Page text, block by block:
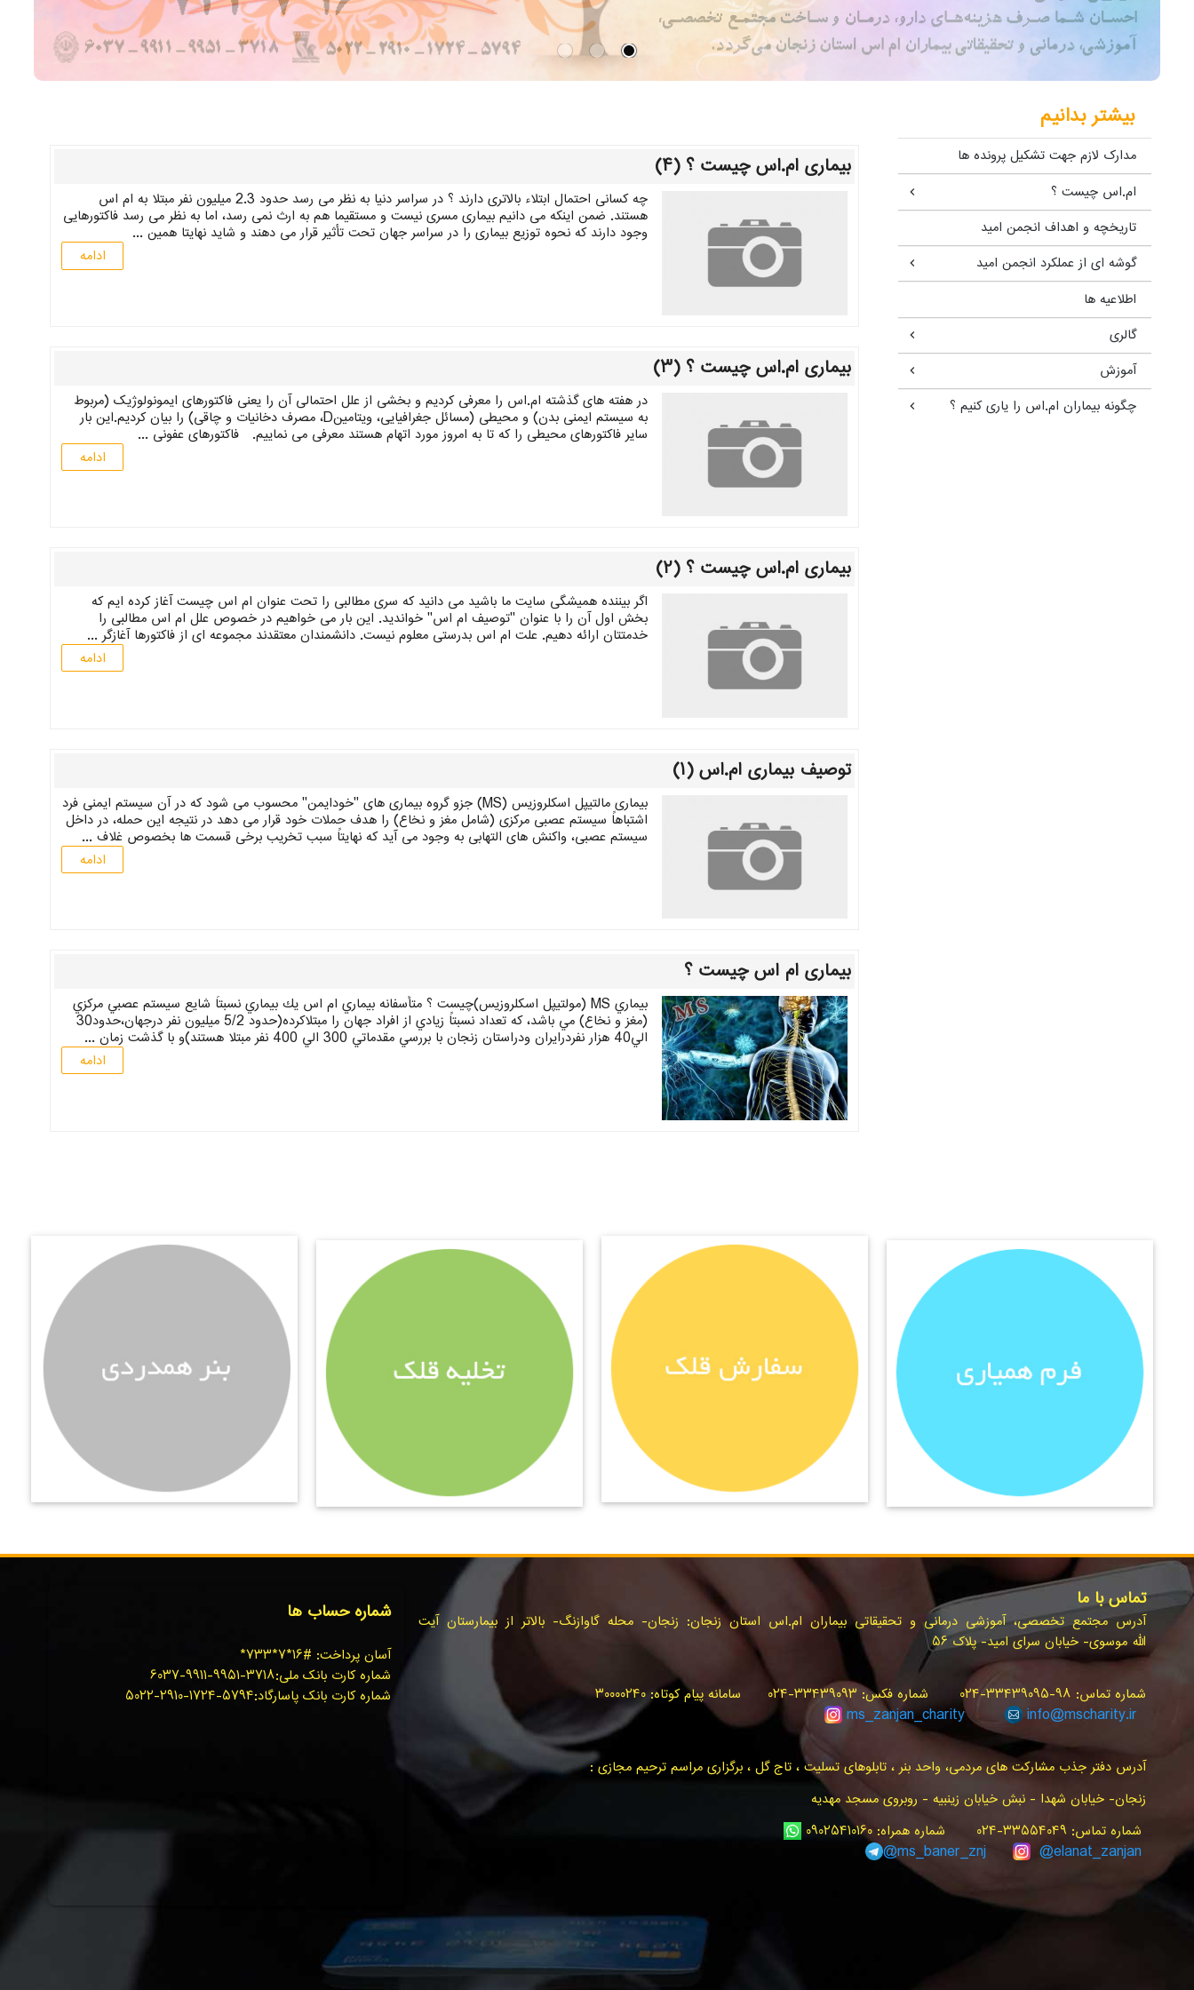
بیشتر بدانیم
مدارک لازم جهت تشکیل پرونده ها
ام.اس چیست ؟
تاریخچه و اهداف انجمن امید
گوشه ای از عملکرد انجمن امید
اطلاعیه ها
گالری
آموزش
چگونه بیماران ام.اس را یاری کنیم ؟
بیماری ام.اس چیست ؟ (۴)
چه کسانی احتمال ابتلاء بالاتری دارند ؟ در سراسر دنیا به نظر می رسد حدود 2.3 میلیون نفر مبتلا به ام اس
هستند. ضمن اینکه می دانیم بیماری مسری نیست و مستقیما هم به ارث نمی رسد، اما به نظر می رسد فاکتورهایی
وجود دارند که نحوه توزیع بیماری را در سراسر جهان تحت تأثیر قرار می دهند و شاید نهایتا همین ...
ادامه
بیماری ام.اس چیست ؟ (۳)
در هفته های گذشته ام.اس را معرفی کردیم و بخشی از علل احتمالی آن را یعنی فاکتورهای ایمونولوژیک (مربوط
به سیستم ایمنی بدن) و محیطی (مسائل جغرافیایی، ویتامینD، مصرف دخانیات و چاقی) را بیان کردیم.این بار
سایر فاکتورهای محیطی را که تا به امروز مورد اتهام هستند معرفی می نماییم. فاکتورهای عفونی ...
ادامه
بیماری ام.اس چیست ؟ (۲)
اگر بیننده همیشگی سایت ما باشید می دانید که سری مطالبی را تحت عنوان ام اس چیست آغاز کرده ایم که
بخش اول آن را با عنوان "توصیف ام اس" خواندید. این بار می خواهیم در خصوص علل ام اس مطالبی را
خدمتتان ارائه دهیم. علت ام اس بدرستی معلوم نیست. دانشمندان معتقدند مجموعه ای از فاکتورها آغازگر ...
ادامه
توصیف بیماری ام.اس (۱)
بیماری مالتیپل اسکلروزیس (MS) جزو گروه بیماری های "خودایمن" محسوب می شود که در آن سیستم ایمنی فرد
اشتباهاً سیستم عصبی مرکزی (شامل مغز و نخاع) را هدف حملات خود قرار می دهد در نتیجه این حمله، در داخل
سیستم عصبی، واکنش های التهابی به وجود می آید که نهایتاً سبب تخریب برخی قسمت ها بخصوص غلاف ...
ادامه
بیماری ام اس چیست ؟
بيماري MS (مولتيپل اسكلروزيس)چيست ؟ متأسفانه بيماري ام اس يك بيماري نسبتاً شايع سيستم عصبي مركزي
(مغز و نخاع) مي باشد، كه تعداد نسبتاً زيادي از افراد جهان را مبتلاكرده(حدود 5/2 ميليون نفر درجهان،حدود30
الي40 هزار نفردرايران ودراستان زنجان با بررسي مقدماتي 300 الي 400 نفر مبتلا هستند)و با گذشت زمان ...
ادامه
تماس با ما
آدرس مجتمع تخصصی، آموزشی درمانی و تحقیقاتی بیماران ام.اس استان زنجان: زنجان- محله گاوازنگ- بالاتر از بیمارستان آیت
الله موسوی- خیابان سرای امید- پلاک ۵۶
شماره تماس: ۹۸-۳۳۴۳۹۰۹۵-۰۲۴ شماره فکس: ۳۳۴۳۹۰۹۳-۰۲۴ سامانه پیام کوتاه: ۳۰۰۰۰۲۴۰
ms_zanjan_charity info@mscharity.ir
آدرس دفتر جذب مشارکت های مردمی، واحد بنر ، تابلوهای تسلیت ، تاج گل ، برگزاری مراسم ترحیم مجازی :
زنجان- خیابان شهدا - نبش خیابان زینبیه - روبروی مسجد مهدیه
شماره تماس: ۳۳۵۵۴۰۴۹-۰۲۴ شماره همراه: ۰۹۰۲۵۴۱۰۱۶۰
ms_baner_znj
@elanat_zanjan@
شماره حساب ها
آسان پرداخت: #۱۶*۷*۷۳۳*
شماره کارت بانک ملی:۳۷۱۸-۹۹۵۱-۹۹۱۱-۶۰۳۷
شماره کارت بانک پاسارگاد:۵۷۹۴-۱۷۲۴-۲۹۱۰-۵۰۲۲